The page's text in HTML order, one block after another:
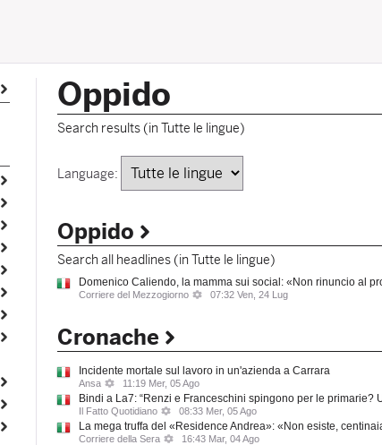
Oppido
Search results (in Tutte le lingue)
Language:
Oppido
Search all headlines (in Tutte le lingue)
Domenico Caliendo, la mamma sui social: «Non rinuncio al
Corriere del Mezzogiorno 07:32 Ven, 24 Lug
Cronache
Incidente mortale sul lavoro in un'azienda a Carrara
Ansa 11:19 Mer, 05 Ago
Bindi a La7: “Renzi e Franceschini spingono per le primarie?
Il Fatto Quotidiano 08:33 Mer, 05 Ago
La mega truffa del «Residence Andrea»: «Non esiste,
Corriere della Sera 16:43 Mar, 04 Ago
Open submenu
Open submenu
Open submenu
Open submenu
Open submenu
Open submenu
Open submenu
Open submenu
Open submenu
Open submenu
Open submenu